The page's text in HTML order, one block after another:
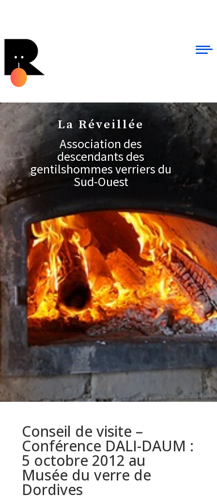
La Réveillée
Association des
descendants des
gentilshommes verriers du
Sud-Ouest
Conseil de visite –
Conférence DALI-DAUM :
5 octobre 2012 au
Musée du verre de
Dordives